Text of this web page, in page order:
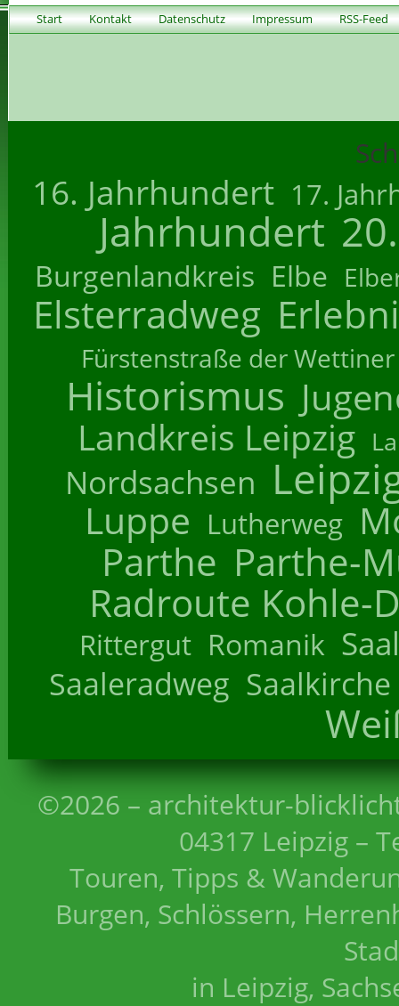
Start Kontakt Datenschutz Impressum RSS-Feed
16. Jahrhundert 17.
Jahrhundert
Burgenlandkreis Elbe
Elsterradweg
Fürstenstraße der Wettiner
Historismus
Landkreis Leipzig
Nordsachsen
Luppe Lutherweg
Parthe Parthe-
Radroute Kohle-
Rittergut Romanik
Saaleradweg Saalkirche
©2026 – architektur-
04317 Leipzig –
Touren, Tipps &
Burgen, Schlössern,
in Leipzig,